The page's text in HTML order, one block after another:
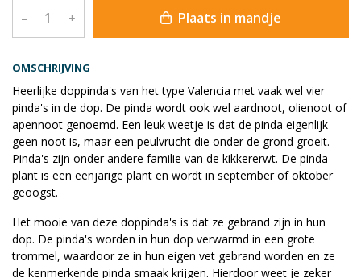
OMSCHRIJVING
Heerlijke doppinda's van het type Valencia met vaak wel vier
pinda's in de dop. De pinda wordt ook wel aardnoot, olienoot of
apennoot genoemd. Een leuk weetje is dat de pinda eigenlijk
geen noot is, maar een peulvrucht die onder de grond groeit.
Pinda's zijn onder andere familie van de kikkererwt. De pinda
plant is een eenjarige plant en wordt in september of oktober
geoogst.
Het mooie van deze doppinda's is dat ze gebrand zijn in hun
dop. De pinda's worden in hun dop verwarmd in een grote
trommel, waardoor ze in hun eigen vet gebrand worden en ze
de kenmerkende pinda smaak krijgen. Hierdoor weet je zeker
– + Plaats in mandje